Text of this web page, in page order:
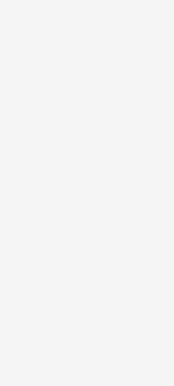
Росія атакувала Суми КАБами:
торговельний центр, будинки, є
Топпосадовцю Повітряних Сил